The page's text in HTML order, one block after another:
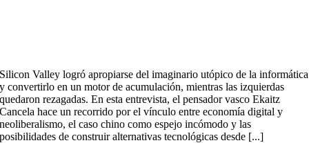
Silicon Valley logró apropiarse del imaginario utópico de la informática
y convertirlo en un motor de acumulación, mientras las izquierdas
quedaron rezagadas. En esta entrevista, el pensador vasco Ekaitz
Cancela hace un recorrido por el vínculo entre economía digital y
neoliberalismo, el caso chino como espejo incómodo y las
posibilidades de construir alternativas tecnológicas desde [...]